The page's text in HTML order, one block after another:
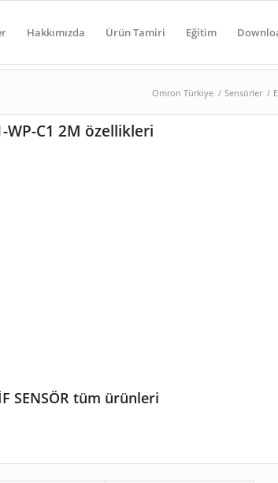
Omron Türkiye / Sensörler /
WP-C1 2M özellikleri
SENSÖR tüm ürünleri
Hakkımızda Ürün Tamiri Eğitim